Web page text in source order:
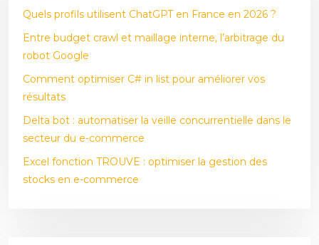
Quels profils utilisent ChatGPT en France en 2026 ?
Entre budget crawl et maillage interne, l’arbitrage du
robot Google
Comment optimiser C# in list pour améliorer vos
résultats
Delta bot : automatiser la veille concurrentielle dans le
secteur du e-commerce
Excel fonction TROUVE : optimiser la gestion des
stocks en e-commerce